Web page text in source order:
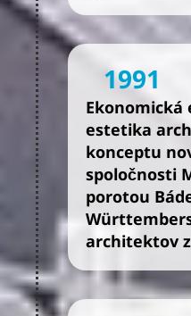
1991
estetika
konceptu
spoločnosti
porotou
architektov